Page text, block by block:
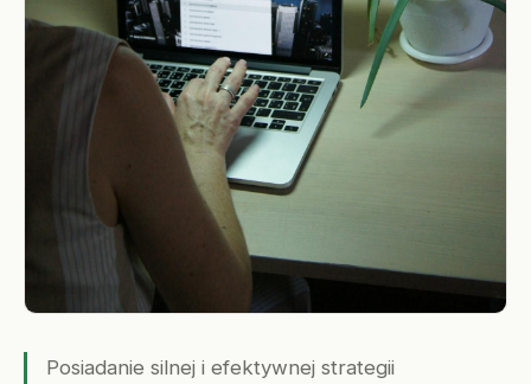
Posiadanie silnej i efektywnej strategii